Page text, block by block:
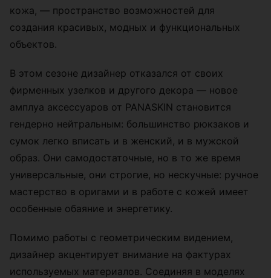
кожа, — пространство возможностей для
создания красивых, модных и функциональных
объектов.
В этом сезоне дизайнер отказался от своих
фирменных узелков и другого декора — новое
амплуа аксессуаров от PANASKIN становится
гендерно нейтральным: большинство рюкзаков и
сумок легко вписать и в женский, и в мужской
образ. Они самодостаточные, но в то же время
универсальные, они строгие, но нескучные: ручное
мастерство в оригами и в работе с кожей имеет
особенные обаяние и энергетику.
Помимо работы с геометрическим видением,
дизайнер акцентирует внимание на фактурах
используемых материалов. Соединяя в моделях